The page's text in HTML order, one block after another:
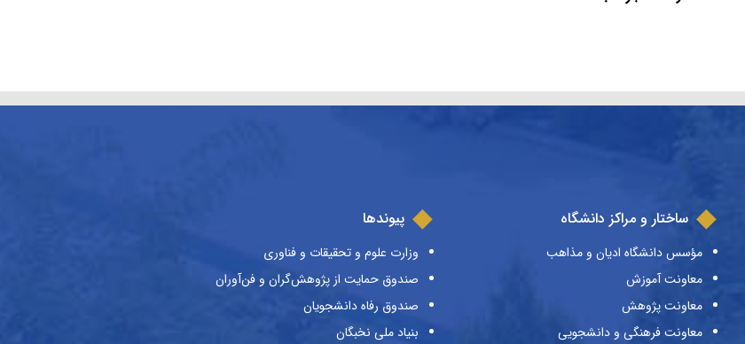
ساختار و مراکز دانشگاه
مؤسس دانشگاه ادیان و مذاهب
معاونت آموزش
معاونت پژوهش
معاونت فرهنگی و دانشجویی
پیوندها
وزارت علوم و تحقیقات و فناوری
صندوق حمایت از پژوهش‌گران و فن‌آوران
صندوق رفاه دانشجویان
بنیاد ملی نخبگان